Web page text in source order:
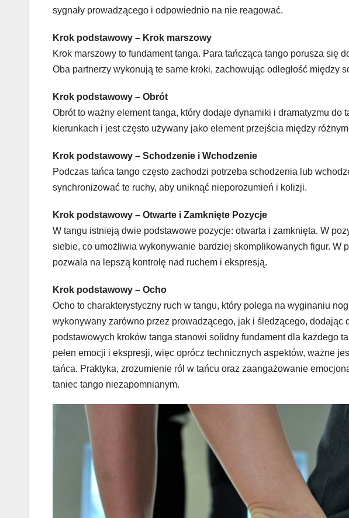
sygnały prowadzącego i odpowiednio na nie reagować.
Krok podstawowy – Krok marszowy
Krok marszowy to fundament tanga. Para tańcząca tango porusza się
Oba partnerzy wykonują te same kroki, zachowując odległość między
Krok podstawowy – Obrót
Obrót to ważny element tanga, który dodaje dynamiki i dramatyzmu do
kierunkach i jest często używany jako element przejścia między
Krok podstawowy – Schodzenie i Wchodzenie
Podczas tańca tango często zachodzi potrzeba schodzenia lub
synchronizować te ruchy, aby uniknąć nieporozumień i kolizji.
Krok podstawowy – Otwarte i Zamknięte Pozycje
W tangu istnieją dwie podstawowe pozycje: otwarta i zamknięta. W
siebie, co umożliwia wykonywanie bardziej skomplikowanych figur. W
pozwala na lepszą kontrolę nad ruchem i ekspresją.
Krok podstawowy – Ocho
Ocho to charakterystyczny ruch w tangu, który polega na wyginaniu nogi
wykonywany zarówno przez prowadzącego, jak i śledzącego, dodając
podstawowych kroków tanga stanowi solidny fundament dla każdego
pełen emocji i ekspresji, więc oprócz technicznych aspektów, ważne
tańca. Praktyka, zrozumienie ról w tańcu oraz zaangażowanie
taniec tango niezapomnianym.